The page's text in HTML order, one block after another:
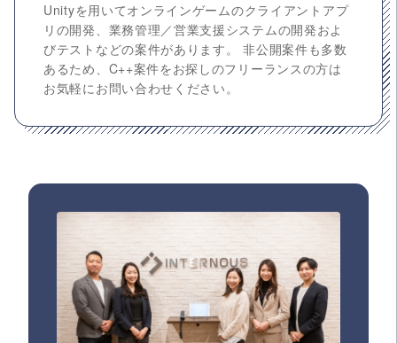
Unityを用いてオンラインゲームのクライアントアプ
リの開発、業務管理／営業支援システムの開発およ
びテストなどの案件があります。 非公開案件も多数
あるため、C++案件をお探しのフリーランスの方は
お気軽にお問い合わせください。